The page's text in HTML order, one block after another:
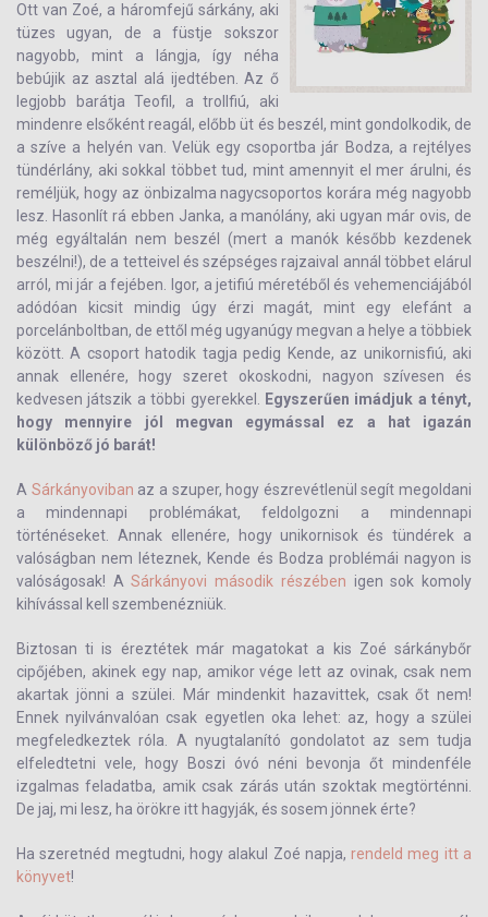
Ott van Zoé, a háromfejű sárkány, aki
tüzes ugyan, de a füstje sokszor
nagyobb, mint a lángja, így néha
bebújik az asztal alá ijedtében. Az ő
legjobb barátja Teofil, a trollfiú, aki
mindenre elsőként reagál, előbb üt és beszél, mint gondolkodik, de
a szíve a helyén van. Velük egy csoportba jár Bodza, a rejtélyes
tündérlány, aki sokkal többet tud, mint amennyit el mer árulni, és
reméljük, hogy az önbizalma nagycsoportos korára még nagyobb
lesz. Hasonlít rá ebben Janka, a manólány, aki ugyan már ovis, de
még egyáltalán nem beszél (mert a manók később kezdenek
beszélni!), de a tetteivel és szépséges rajzaival annál többet elárul
arról, mi jár a fejében. Igor, a jetifiú méretéből és vehemenciájából
adódóan kicsit mindig úgy érzi magát, mint egy elefánt a
porcelánboltban, de ettől még ugyanúgy megvan a helye a többiek
között. A csoport hatodik tagja pedig Kende, az unikornisfiú, aki
annak ellenére, hogy szeret okoskodni, nagyon szívesen és
kedvesen játszik a többi gyerekkel.
Egyszerűen imádjuk a tényt,
hogy mennyire jól megvan egymással ez a hat igazán
különböző jó barát!
A Sárkányoviban az a szuper, hogy észrevétlenül segít megoldani
a mindennapi problémákat, feldolgozni a mindennapi
történéseket. Annak ellenére, hogy unikornisok és tündérek a
valóságban nem léteznek, Kende és Bodza problémái nagyon is
valóságosak! ASárkányovi második részében igen sok komoly
kihívással kell szembenézniük.
Biztosan ti is éreztétek már magatokat a kis Zoé sárkánybőr
cipőjében, akinek egy nap, amikor vége lett az ovinak, csak nem
akartak jönni a szülei. Már mindenkit hazavittek, csak őt nem!
Ennek nyilvánvalóan csak egyetlen oka lehet: az, hogy a szülei
megfeledkeztek róla. A nyugtalanító gondolatot az sem tudja
elfeledtetni vele, hogy Boszi óvó néni bevonja őt mindenféle
izgalmas feladatba, amik csak zárás után szoktak megtörténni.
De jaj, mi lesz, ha örökre itt hagyják, és sosem jönnek érte?
Ha szeretnéd megtudni, hogy alakul Zoé napja, rendeld meg itt a
könyvet!